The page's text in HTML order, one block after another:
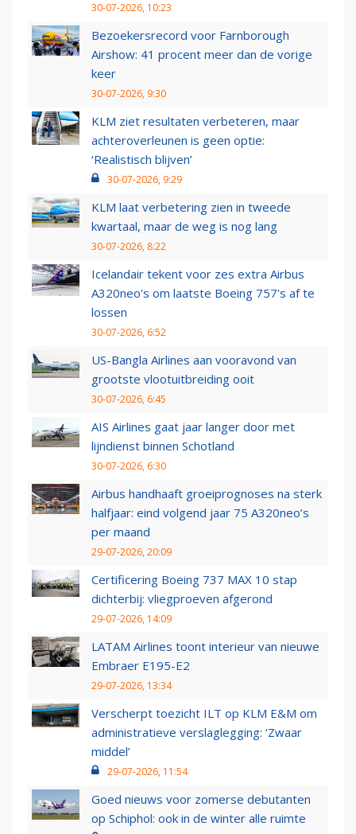
30-07-2026, 10:23
Bezoekersrecord voor Farnborough
Airshow: 41 procent meer dan de vorige
keer
30-07-2026, 9:30
KLM ziet resultaten verbeteren, maar
achteroverleunen is geen optie:
‘Realistisch blijven’
30-07-2026, 9:29
KLM laat verbetering zien in tweede
kwartaal, maar de weg is nog lang
30-07-2026, 8:22
Icelandair tekent voor zes extra Airbus
A320neo's om laatste Boeing 757's af te
lossen
30-07-2026, 6:52
US-Bangla Airlines aan vooravond van
grootste vlootuitbreiding ooit
30-07-2026, 6:45
AIS Airlines gaat jaar langer door met
lijndienst binnen Schotland
30-07-2026, 6:30
Airbus handhaaft groeiprognoses na sterk
halfjaar: eind volgend jaar 75 A320neo’s
per maand
29-07-2026, 20:09
Certificering Boeing 737 MAX 10 stap
dichterbij: vliegproeven afgerond
29-07-2026, 14:09
LATAM Airlines toont interieur van nieuwe
Embraer E195-E2
29-07-2026, 13:34
Verscherpt toezicht ILT op KLM E&M om
administratieve verslaglegging: ‘Zwaar
middel’
29-07-2026, 11:54
Goed nieuws voor zomerse debutanten
op Schiphol: ook in de winter alle ruimte